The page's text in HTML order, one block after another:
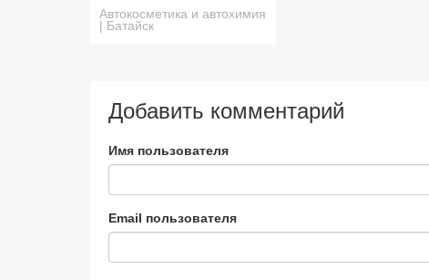
Автокосметика и автохимия
| Батайск
Добавить комментарий
Имя пользователя
Email пользователя